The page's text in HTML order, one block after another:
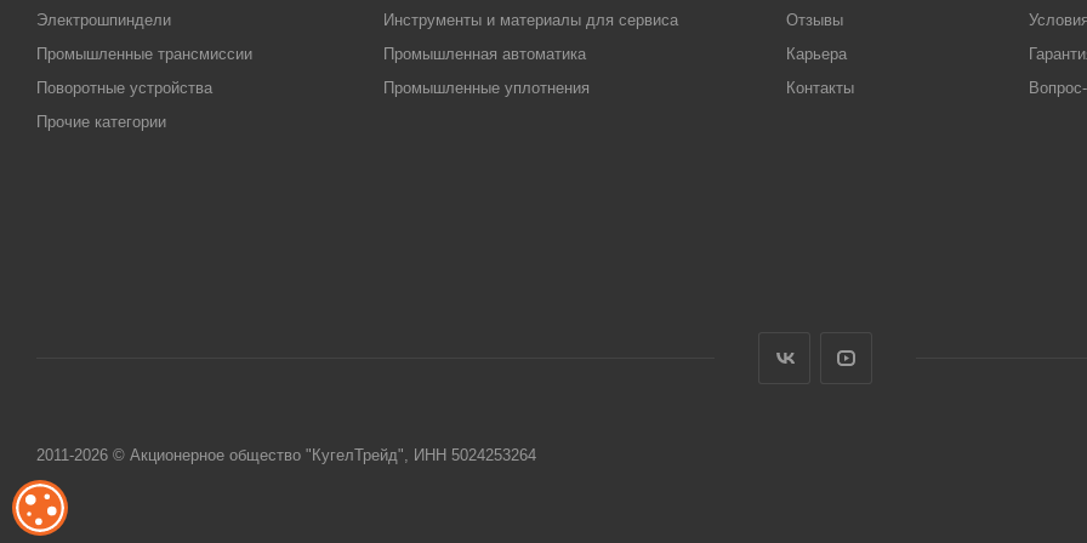
Электрошпиндели
Инструменты и материалы для сервиса
Промышленные трансмиссии
Промышленная автоматика
Поворотные устройства
Промышленные уплотнения
Прочие категории
Отзывы
Карьера
Контакты
2011-2026 © Акционерное общество "КугелТрейд", ИНН 5024253264
ОБРАБОТКА ФАЙЛОВ COOKIE